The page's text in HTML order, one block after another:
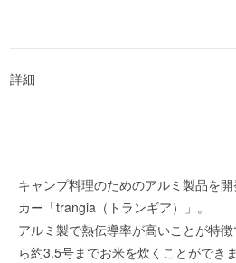
詳細
キャンプ料理のためのアルミ製品を
カー「trangia（トランギア）」。
アルミ製で熱伝導率が高いことが特
ら約3.5号までお米を炊くことができま